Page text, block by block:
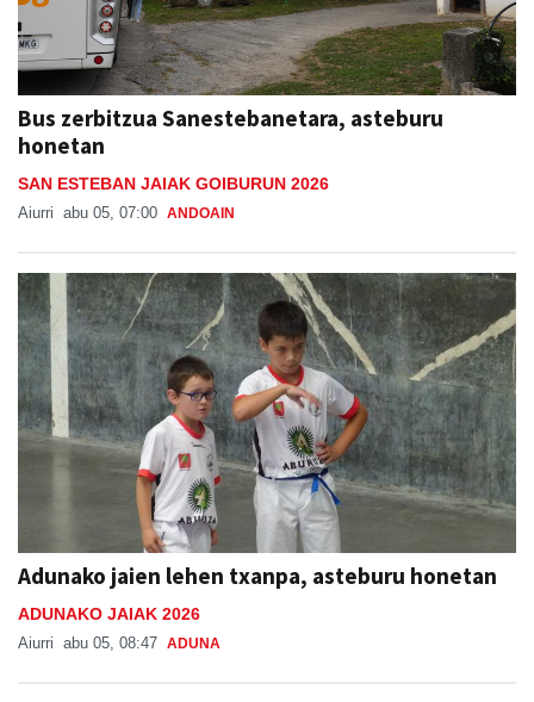
Bus zerbitzua Sanestebanetara, asteburu
honetan
SAN ESTEBAN JAIAK GOIBURUN 2026
Aiurri abu 05, 07:00 ANDOAIN
Adunako jaien lehen txanpa, asteburu honetan
ADUNAKO JAIAK 2026
Aiurri abu 05, 08:47 ADUNA